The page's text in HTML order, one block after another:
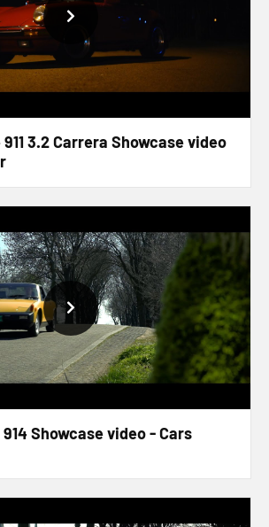
3.2 Carrera Showcase video
Showcase video - Cars